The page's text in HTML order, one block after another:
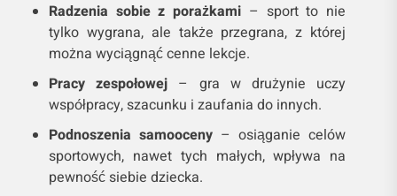
Radzenia sobie z porażkami – sport to nie
tylko wygrana, ale także przegrana, z której
można wyciągnąć cenne lekcje.
Pracy zespołowej – gra w drużynie uczy
współpracy, szacunku i zaufania do innych.
Podnoszenia samooceny – osiąganie celów
sportowych, nawet tych małych, wpływa na
pewność siebie dziecka.